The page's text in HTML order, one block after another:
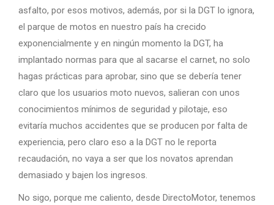
asfalto, por esos motivos, además, por si la DGT lo ignora,
el parque de motos en nuestro país ha crecido
exponencialmente y en ningún momento la DGT, ha
implantado normas para que al sacarse el carnet, no solo
hagas prácticas para aprobar, sino que se debería tener
claro que los usuarios moto nuevos, salieran con unos
conocimientos mínimos de seguridad y pilotaje, eso
evitaría muchos accidentes que se producen por falta de
experiencia, pero claro eso a la DGT no le reporta
recaudación, no vaya a ser que los novatos aprendan
demasiado y bajen los ingresos.
No sigo, porque me caliento, desde DirectoMotor, tenemos